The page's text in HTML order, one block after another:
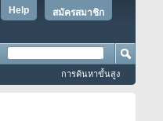
สมัครสมาชิก
Help
การค้นหาขั้นสูง